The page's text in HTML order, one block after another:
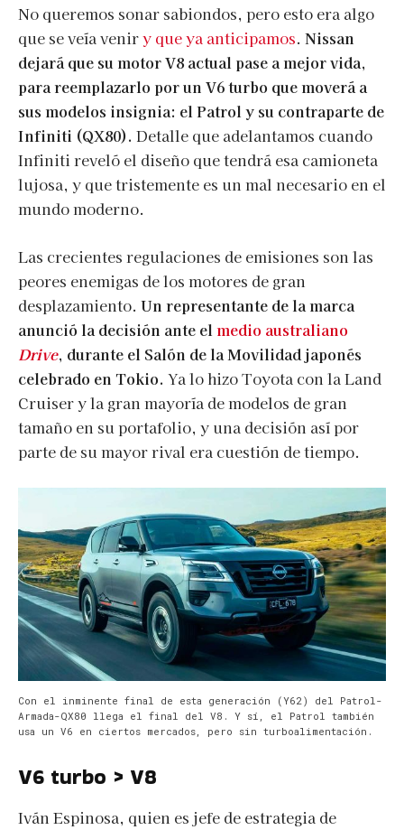
No queremos sonar sabiondos, pero esto era algo
que se veía veniry que ya anticipamos. Nissan
dejará que su motor V8 actual pase a mejor vida,
para reemplazarlo por un V6 turbo que moverá a
sus modelos insignia: el Patrol y su contraparte de
Infiniti (QX80). Detalle que adelantamos cuando
Infiniti reveló el diseño que tendrá esa camioneta
lujosa, y que tristemente es un mal necesario en el
mundo moderno.
Las crecientes regulaciones de emisiones son las
peores enemigas de los motores de gran
desplazamiento. Un representante de la marca
anunció la decisión ante elmedio australiano
Drive, durante el Salón de la Movilidad japonés
celebrado en Tokio. Ya lo hizo Toyota con la Land
Cruiser y la gran mayoría de modelos de gran
tamaño en su portafolio, y una decisión así por
parte de su mayor rival era cuestión de tiempo.
Con el inminente final de esta generación (Y62) del Patrol-
Armada-QX80 llega el final del V8. Y sí, el Patrol también
usa un V6 en ciertos mercados, pero sin turboalimentación.
V6 turbo > V8
Iván Espinosa, quien es jefe de estrategia de